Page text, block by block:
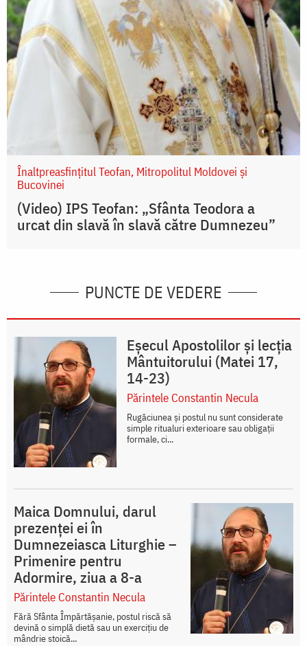
Înaltpreasfințitul Teofan, Mitropolitul Moldovei și
Bucovinei
(Video) IPS Teofan: „Sfânta Teodora a
urcat din slavă în slavă către Dumnezeu”
PUNCTE DE VEDERE
Eșecul Apostolilor și lecția
Mântuitorului (Matei 17,
14-23)
Părintele Constantin Necula
Rugăciunea și postul nu sunt considerate
simple ritualuri exterioare sau obligații
formale, ci...
Maica Domnului, darul
prezenței ei în
Dumnezeiasca Liturghie –
Primenire pentru
Adormire, ziua a 8-a
Părintele Constantin Necula
Fără Sfânta Împărtășanie, postul riscă să
devină o simplă dietă sau un exercițiu de
mândrie stoică...